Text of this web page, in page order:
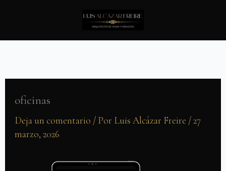
contenido
oficinas
Deja un comentario / Por Luis Alcázar Freire /27
marzo, 2026